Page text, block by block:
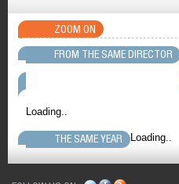
ZOOM ON
FROM THE SAME DIRECTOR
Loading..
THE SAME YEAR Loading..